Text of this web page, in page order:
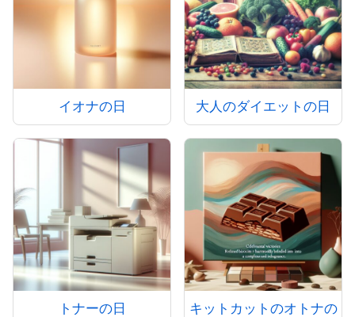
イオナの日 大人のダイエットの日
トナーの日
キットカットのオトナの